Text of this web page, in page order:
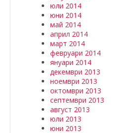
юли 2014
юни 2014
май 2014
април 2014
март 2014
февруари 2014
януари 2014
декември 2013
ноември 2013
октомври 2013
септември 2013
август 2013
юли 2013
юни 2013